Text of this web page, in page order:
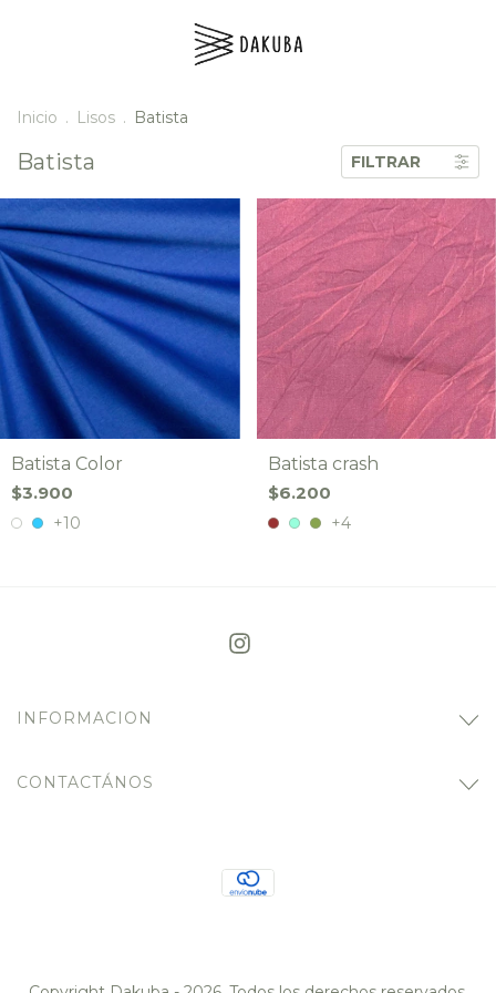
Inicio . Lisos . Batista
Batista FILTRAR
Batista Color
$3.900
+10
Batista crash
$6.200
+4
INFORMACION
CONTACTÁNOS